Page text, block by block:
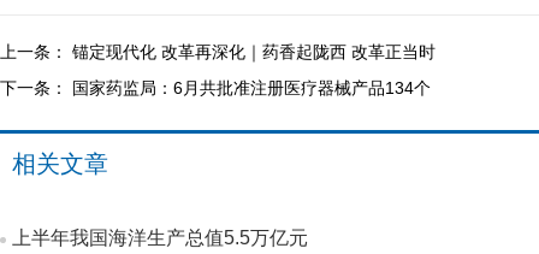
上一条： 锚定现代化 改革再深化｜药香起陇西 改革正当时
下一条： 国家药监局：6月共批准注册医疗器械产品134个
相关文章
上半年我国海洋生产总值5.5万亿元